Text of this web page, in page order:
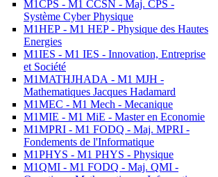
M1CPS - M1 CCSN - Maj. CPS -
Système Cyber Physique
M1HEP - M1 HEP - Physique des Hautes
Energies
M1IES - M1 IES - Innovation, Entreprise
et Société
M1MATHJHADA - M1 MJH -
Mathematiques Jacques Hadamard
M1MEC - M1 Mech - Mecanique
M1MIE - M1 MiE - Master en Economie
M1MPRI - M1 FODQ - Maj. MPRI -
Fondements de l'Informatique
M1PHYS - M1 PHYS - Physique
M1QMI - M1 FODQ - Maj. QMI -